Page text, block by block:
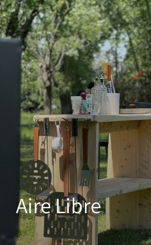
Diseño y confort al aire libre
Aire Libre